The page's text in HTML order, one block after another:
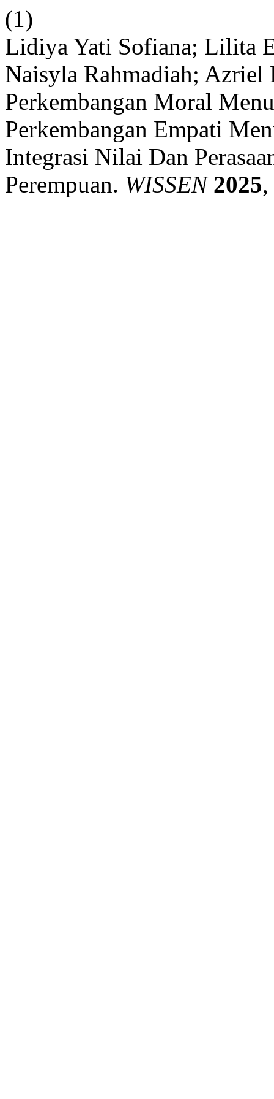
(1)
Lidiya Yati Sofiana; Lilita
Naisyla Rahmadiah; Azriel
Perkembangan Moral
Perkembangan Empati
Integrasi Nilai Dan
Perempuan. WISSEN 2025,